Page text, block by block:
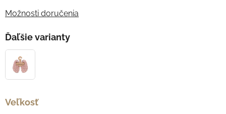
Možnosti doručenia
Ďaľšie varianty
Veľkosť